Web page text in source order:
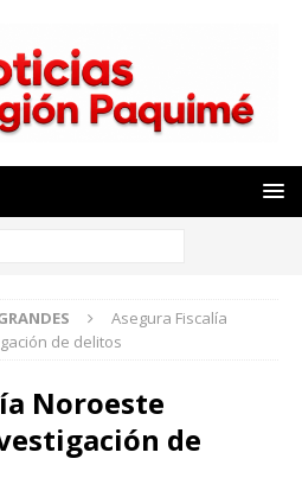
Asegura Fiscalía
de delitos
Noroeste
de